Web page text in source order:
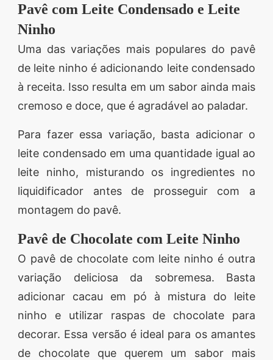
Pavê com Leite Condensado e Leite
Ninho
Uma das variações mais populares do pavê
de leite ninho é adicionando leite condensado
à receita. Isso resulta em um sabor ainda mais
cremoso e doce, que é agradável ao paladar.
Para fazer essa variação, basta adicionar o
leite condensado em uma quantidade igual ao
leite ninho, misturando os ingredientes no
liquidificador antes de prosseguir com a
montagem do pavê.
Pavê de Chocolate com Leite Ninho
O pavê de chocolate com leite ninho é outra
variação deliciosa da sobremesa. Basta
adicionar cacau em pó à mistura do leite
ninho e utilizar raspas de chocolate para
decorar. Essa versão é ideal para os amantes
de chocolate que querem um sabor mais